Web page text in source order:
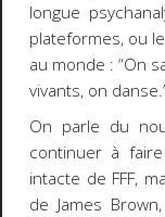
longue
plateformes, ou
au monde : “On
vivants, on
On parle du
continuer à
intacte de FFF,
de James